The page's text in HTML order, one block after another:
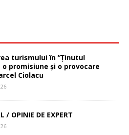
turismului în ”Ținutul
o promisiune și o provocare
Ciolacu
/ OPINIE DE EXPERT